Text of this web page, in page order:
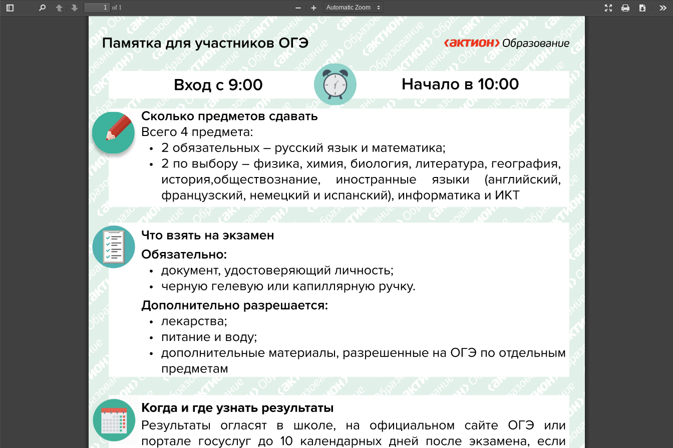
Toggle
PreviousNext
of 1
Presentation
Print Download
Zoom
Out
Zoom
In
Памятка для участников ОГЭ
Начало в 10:00
Вход с 9:00
Сколько предметов сдавать
Всего 4 предмета:N
J 2 обязательных – русский язык и математика<
J 2 по выбору – физика, химия, биология, литература, география,
история, обществознание,
иностранные языки
(английский,
французский, немецкий и испанский),  информатика и ИКТ
Что взять на экзамен
Обязательно:
J
документ, удостоверяющий личность<
J черную гелевую или капиллярную ручку.
Дополнительно разрешается:
J
лекарства<
J
питание и воду<
J
дополнительные материалы, разрешенные на ОГЭ по отдельным
предметам
Когда и где узнать результаты
Результаты
огласят в школе, на официальном сайте ОГЭ
или
портале госуслуг до 10 календарных дней после экзамена,
если